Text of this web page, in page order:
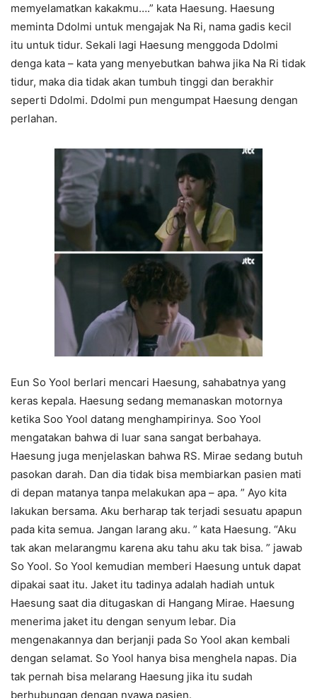
memyelamatkan kakakmu….” kata Haesung. Haesung
meminta Ddolmi untuk mengajak Na Ri, nama gadis kecil
itu untuk tidur. Sekali lagi Haesung menggoda Ddolmi
denga kata – kata yang menyebutkan bahwa jika Na Ri tidak
tidur, maka dia tidak akan tumbuh tinggi dan berakhir
seperti Ddolmi. Ddolmi pun mengumpat Haesung dengan
perlahan.
Eun So Yool berlari mencari Haesung, sahabatnya yang
keras kepala. Haesung sedang memanaskan motornya
ketika Soo Yool datang menghampirinya. Soo Yool
mengatakan bahwa di luar sana sangat berbahaya.
Haesung juga menjelaskan bahwa RS. Mirae sedang butuh
pasokan darah. Dan dia tidak bisa membiarkan pasien mati
di depan matanya tanpa melakukan apa – apa. ” Ayo kita
lakukan bersama. Aku berharap tak terjadi sesuatu apapun
pada kita semua. Jangan larang aku. ” kata Haesung. “Aku
tak akan melarangmu karena aku tahu aku tak bisa. ” jawab
So Yool. So Yool kemudian memberi Haesung untuk dapat
dipakai saat itu. Jaket itu tadinya adalah hadiah untuk
Haesung saat dia ditugaskan di Hangang Mirae. Haesung
menerima jaket itu dengan senyum lebar. Dia
mengenakannya dan berjanji pada So Yool akan kembali
dengan selamat. So Yool hanya bisa menghela napas. Dia
tak pernah bisa melarang Haesung jika itu sudah
berhubungan dengan nyawa pasien.